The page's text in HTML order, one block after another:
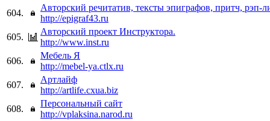
604.
Авторский речитатив, тексты эпиграфов, притч, рэп-
http://epigraf43.ru
605.
Авторский проект Инструктора.
http://www.inst.ru
606.
Мебель Я
http://mebel-ya.ctlx.ru
607.
Артлайф
http://artlife.cxua.biz
608.
Персональный сайт
http://vplaksina.narod.ru